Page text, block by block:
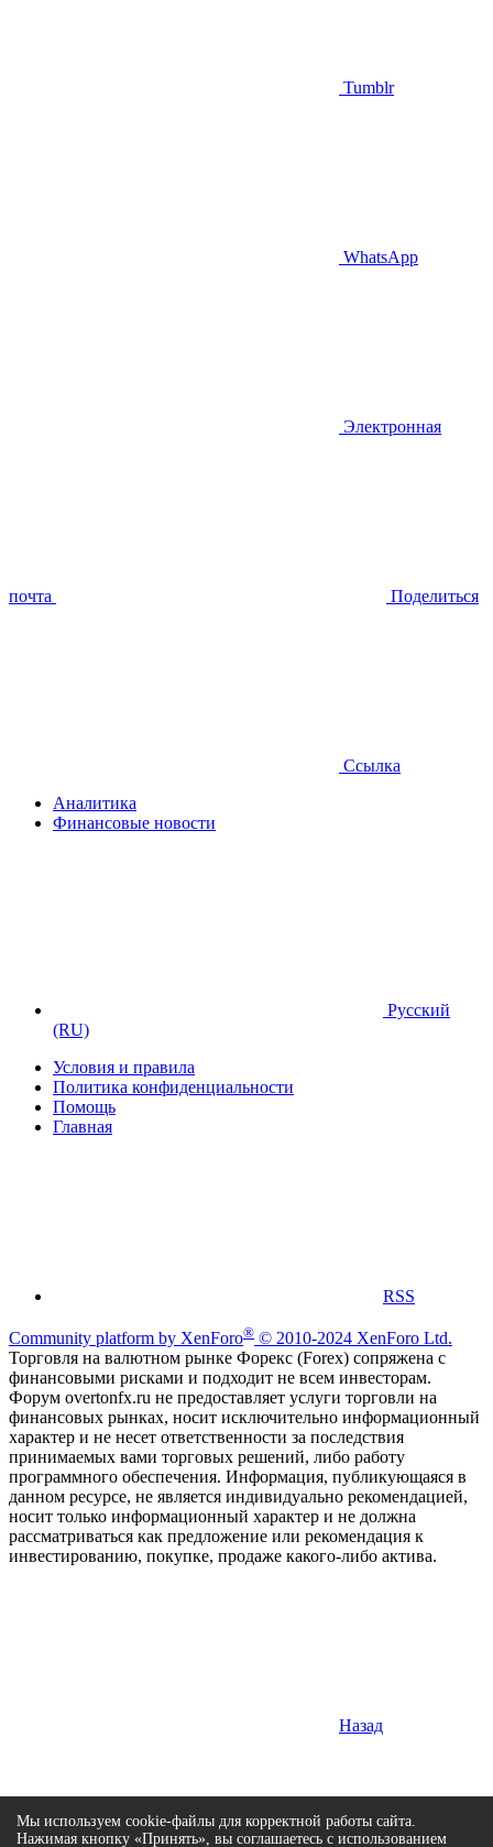
Tumblr
WhatsApp
Электронная
почта Поделиться
Ссылка
Аналитика
Финансовые новости
Русский
(RU)
Условия и правила
Политика конфиденциальности
Помощь
Главная
RSS
Community platform by XenForo® © 2010-2024 XenForo Ltd.
Торговля на валютном рынке Форекс (Forex) сопряжена с
финансовыми рисками и подходит не всем инвесторам.
Форум overtonfx.ru не предоставляет услуги торговли на
финансовых рынках, носит исключительно информационный
характер и не несет ответственности за последствия
принимаемых вами торговых решений, либо работу
программного обеспечения. Информация, публикующаяся в
данном ресурсе, не является индивидуально рекомендацией,
носит только информационный характер и не должна
рассматриваться как предложение или рекомендация к
инвестированию, покупке, продаже какого-либо актива.
Назад
Мы используем cookie-файлы для корректной работы сайта.
Нажимая кнопку «Принять», вы соглашаетесь с использованием